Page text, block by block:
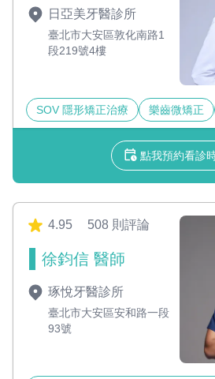
日亞美牙醫診所
臺北市大安區敦化南路1
段219號4樓
SOV 隱形矯正治療 樂齒微矯正
點我預約看診
4.95 508 則評論
徐鈞信 醫師
琢悅牙醫診所
臺北市大安區安和路一段
93號